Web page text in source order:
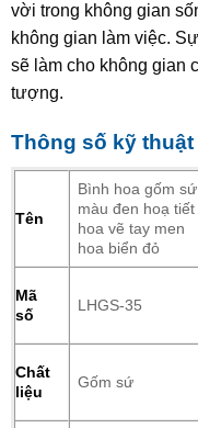
vời trong không gian
không gian làm việc.
sẽ làm cho không gian
tượng.
Thông số kỹ
Tên
Bình hoa gốm sứ
màu đen hoạ tiết
hoa vẽ tay men
hoa biển đỏ
Mã
số
LHGS-35
Chất
liệu
Gốm sứ